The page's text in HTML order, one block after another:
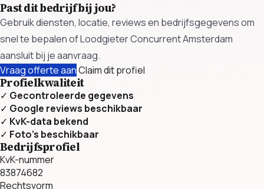
Past dit bedrijf bij jou?
Gebruik diensten, locatie, reviews en bedrijfsgegevens om
snel te bepalen of Loodgieter Concurrent Amsterdam
aansluit bij je aanvraag.
Vraag offerte aanClaim dit profiel
Profielkwaliteit
✓ Gecontroleerde gegevens
✓ Google reviews beschikbaar
✓ KvK-data bekend
✓ Foto’s beschikbaar
Bedrijfsprofiel
KvK-nummer
83874682
Rechtsvorm